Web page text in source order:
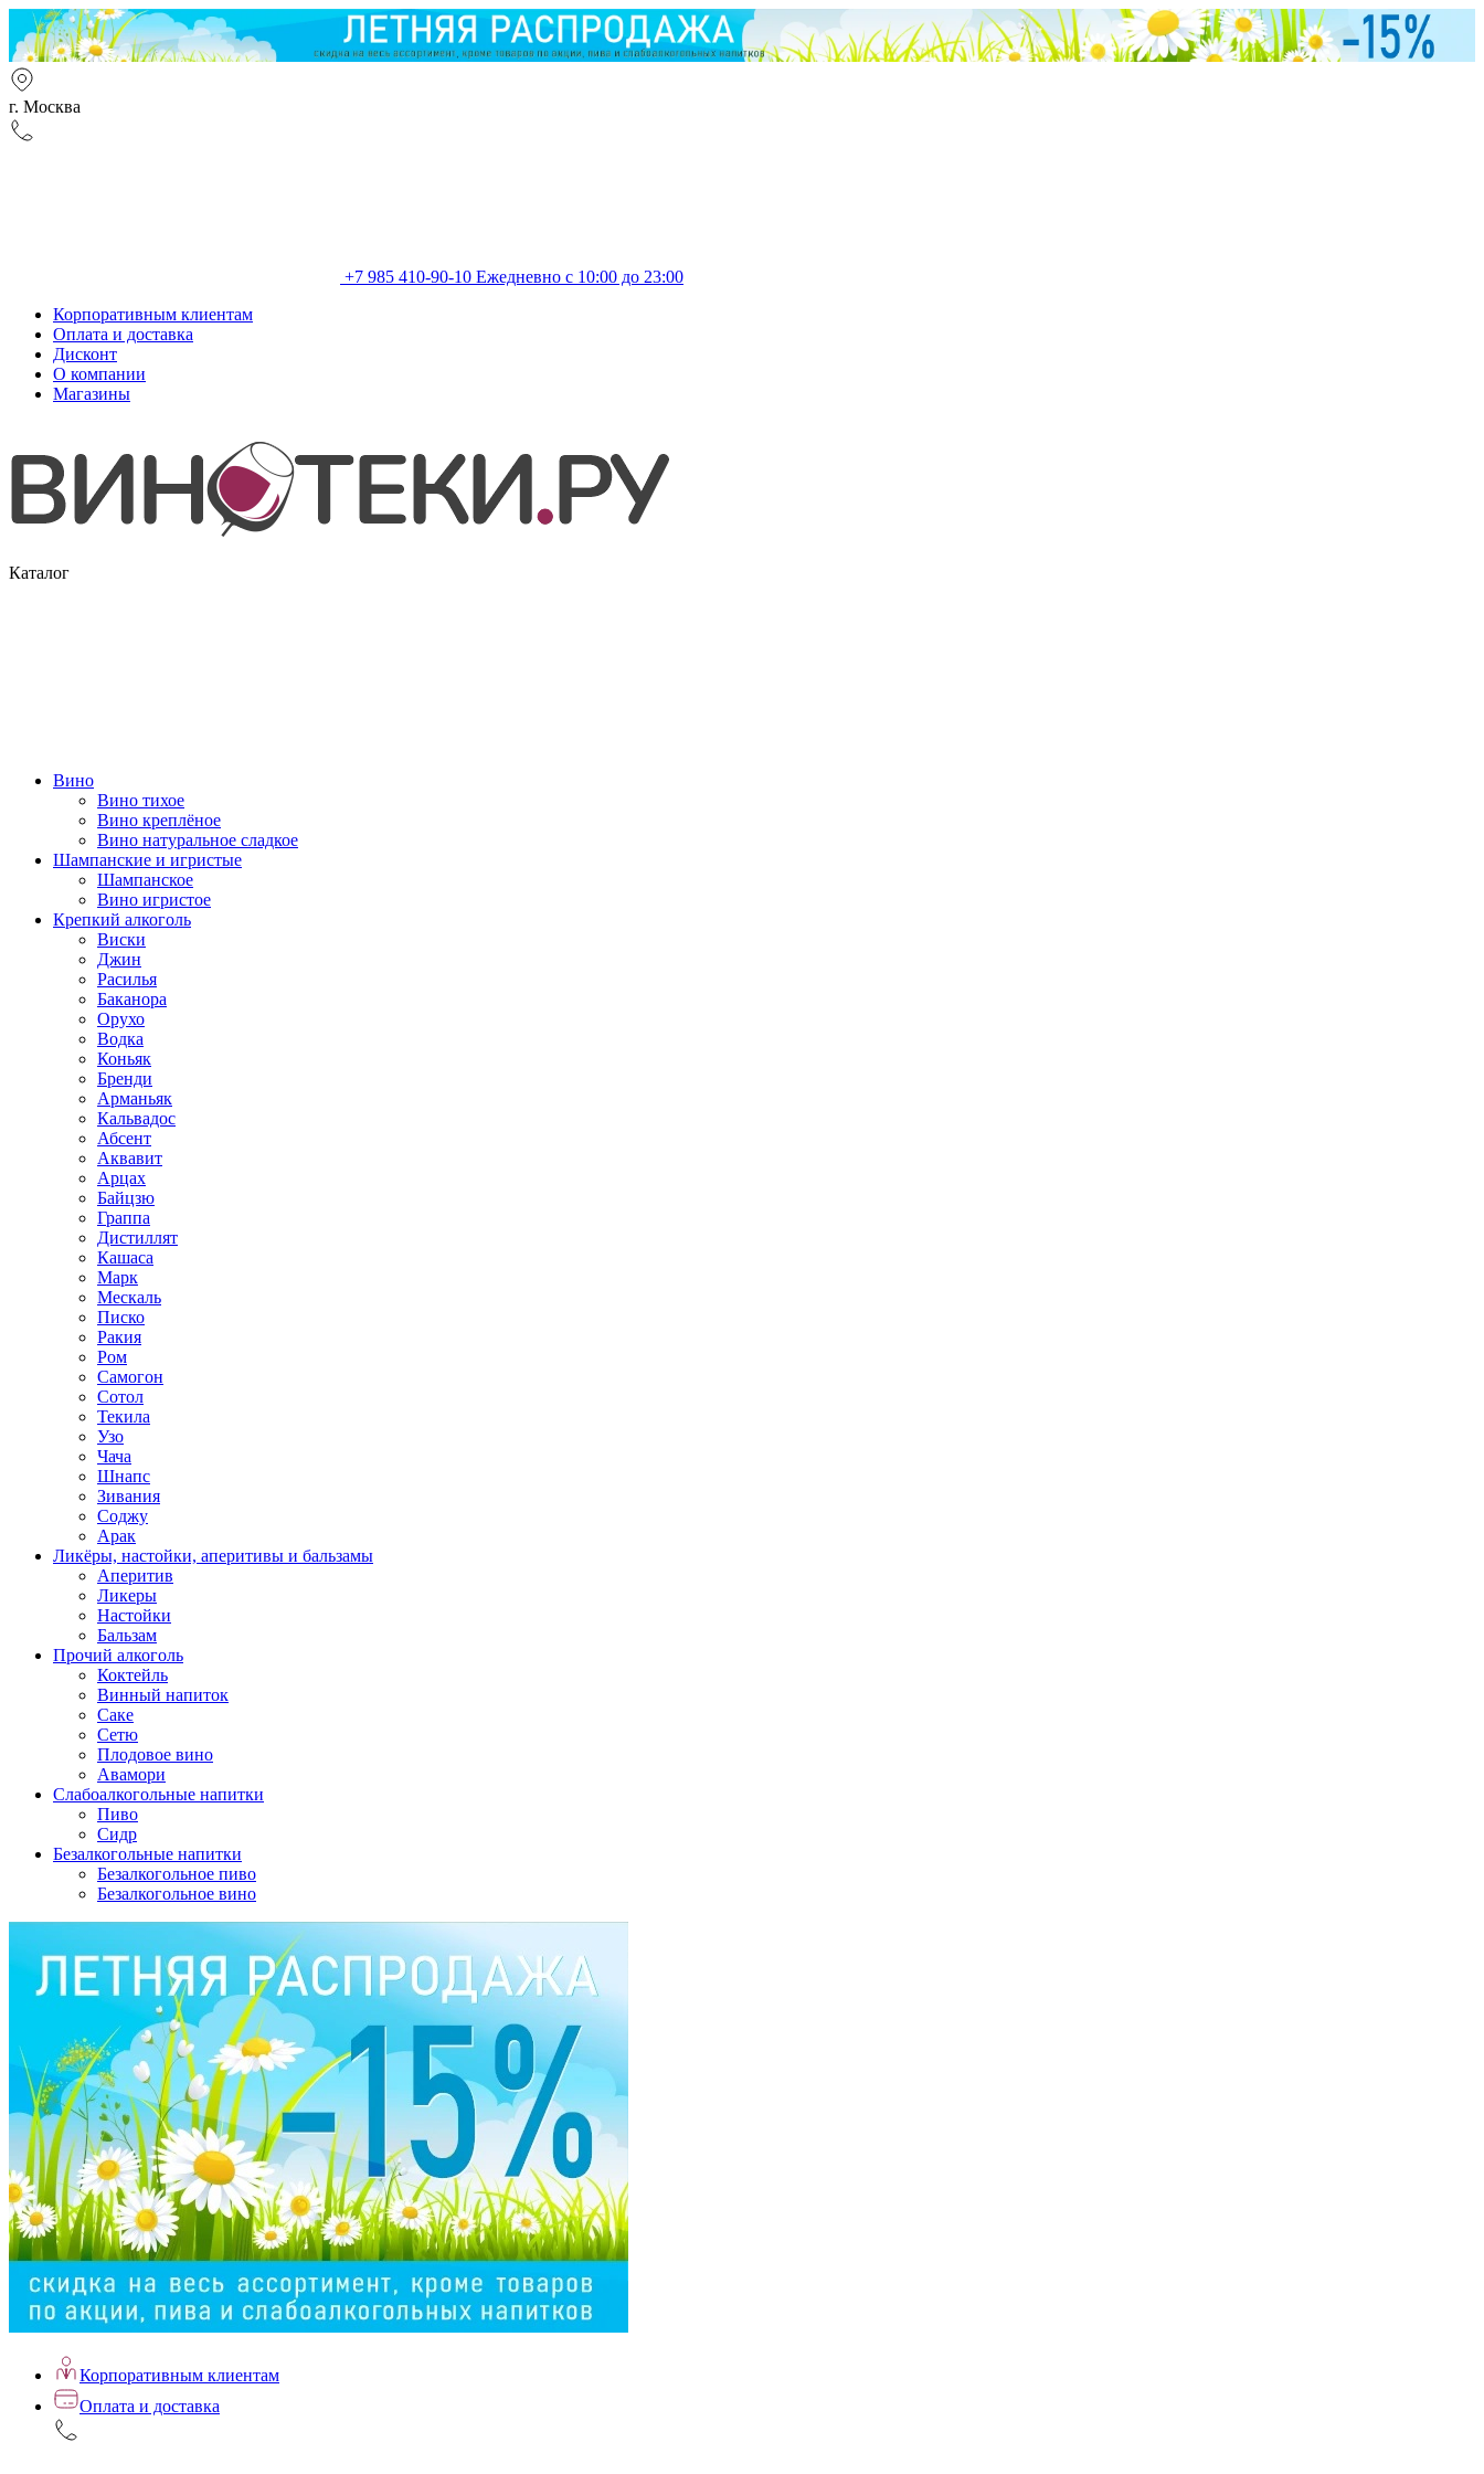
г. Москва
+7 985 410-90-10 Ежедневно с 10:00 до 23:00
Корпоративным клиентам
Оплата и доставка
Дисконт
О компании
Магазины
Каталог
Вино
Вино тихое
Вино креплёное
Вино натуральное сладкое
Шампанские и игристые
Шампанское
Вино игристое
Крепкий алкоголь
Виски
Джин
Расилья
Баканора
Орухо
Водка
Коньяк
Бренди
Арманьяк
Кальвадос
Абсент
Аквавит
Арцах
Байцзю
Граппа
Дистиллят
Кашаса
Марк
Мескаль
Писко
Ракия
Ром
Самогон
Сотол
Текила
Узо
Чача
Шнапс
Зивания
Соджу
Арак
Ликёры, настойки, аперитивы и бальзамы
Аперитив
Ликеры
Настойки
Бальзам
Прочий алкоголь
Коктейль
Винный напиток
Саке
Сетю
Плодовое вино
Авамори
Слабоалкогольные напитки
Пиво
Сидр
Безалкогольные напитки
Безалкогольное пиво
Безалкогольное вино
Корпоративным клиентам
Оплата и доставка